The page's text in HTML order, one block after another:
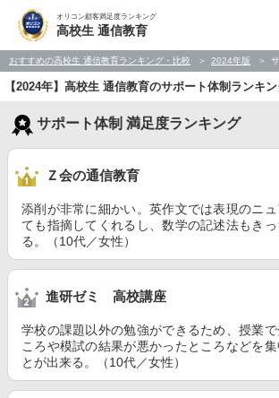
オリコン顧客満足度ランキング
高校生 通信教育
おすすめの高校生 通信教育ランキング・比較 2024年版
【2024年】高校生 通信教育のサポート体制ランキ
サポート体制 満足度ランキング
Ｚ会の通信教育
添削が非常に細かい。英作文では表現のニ
ても指摘してくれるし、数学の記述法もき
る。（10代／女性）
進研ゼミ 高校講座
学校の課題以外の勉強ができるため、授業
ころや模試の結果が悪かったところなどを
とが出来る。（10代／女性）